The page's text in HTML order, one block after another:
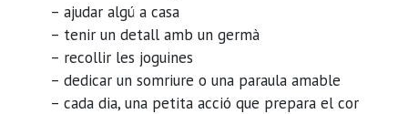
– ajudar algú a casa
– tenir un detall amb un germà
– recollir les joguines
– dedicar un somriure o una paraula amable
– cada dia, una petita acció que prepara el cor